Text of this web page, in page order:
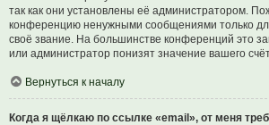
так как они установлены её администратором.
конференцию ненужными сообщениями только
своё звание. На большинстве конференций это
или администратор понизят значение вашего
Вернуться к началу
Когда я щёлкаю по ссылке «email», от меня